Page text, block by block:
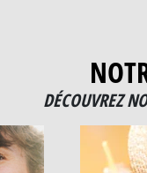
DÉCOUVREZ